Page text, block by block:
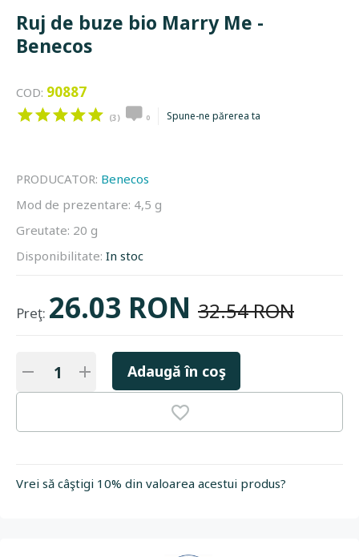
Ruj de buze bio Marry Me -
Benecos
COD: 90887
(3) 0 Spune-ne părerea ta
PRODUCATOR: Benecos
Mod de prezentare: 4,5 g
Greutate: 20 g
Disponibilitate: In stoc
Preţ: 26.03 RON 32.54 RON
Adaugă în coş
Vrei să câştigi 10% din valoarea acestui produs?